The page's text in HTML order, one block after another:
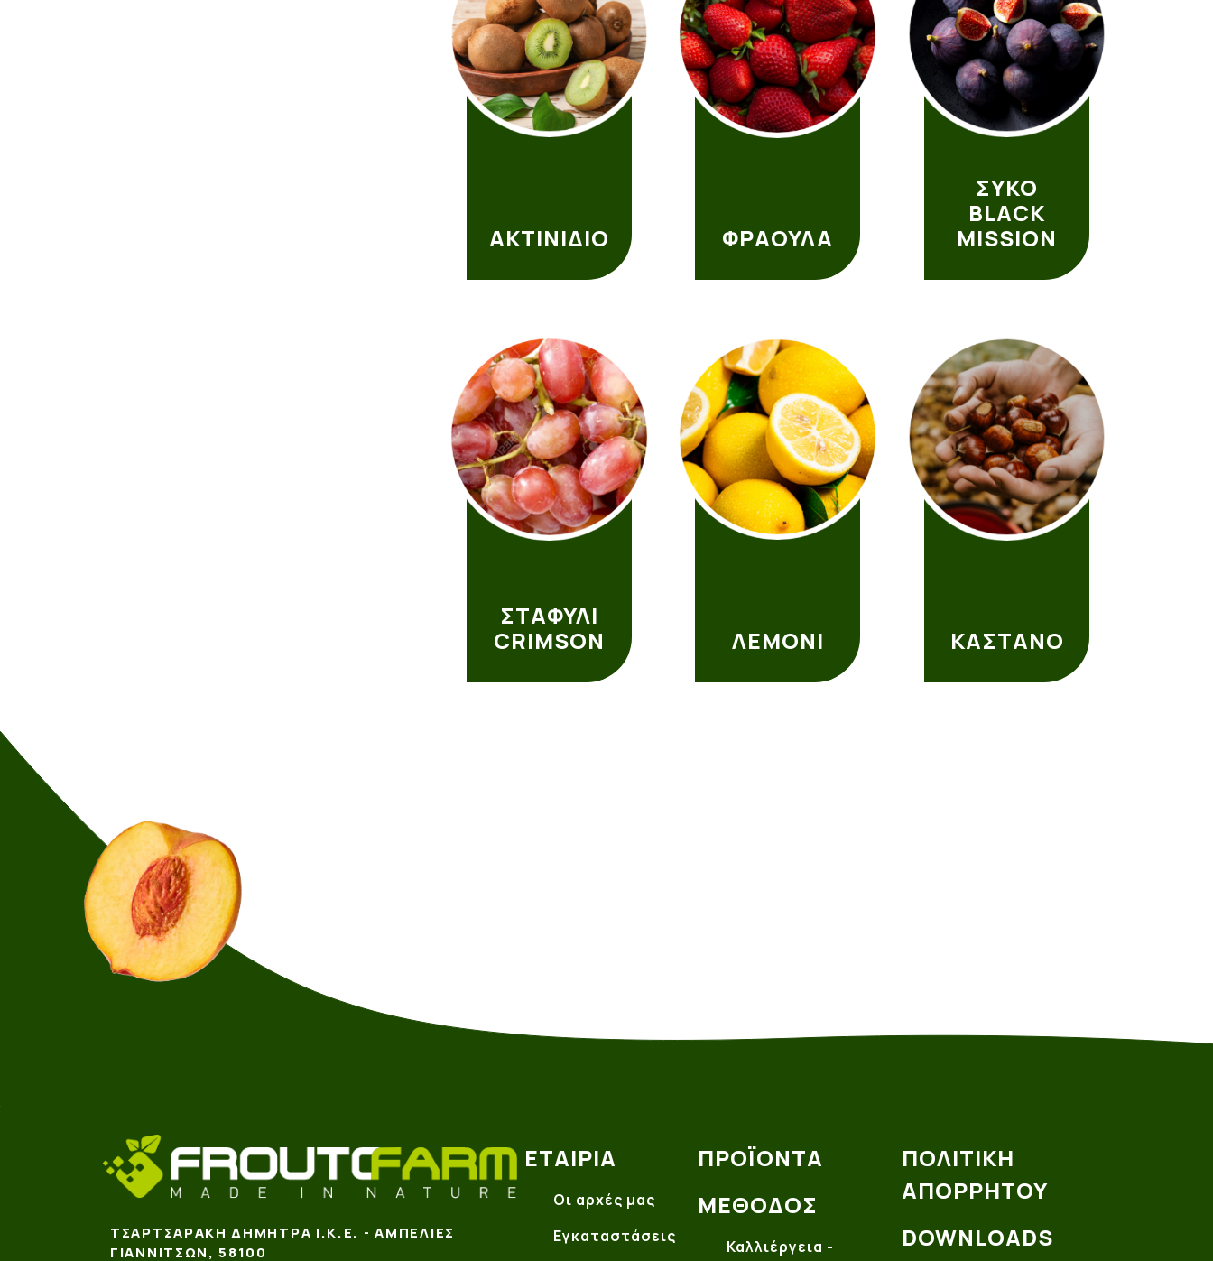
ΑΚΤΙΝΙΔΙΟ ΦΡΑΟΥΛΑ
ΣΥΚΟ
BLACK
MISSION
ΣΤΑΦΥΛΙ
CRIMSON
ΛΕΜΟΝΙ ΚΑΣΤΑΝΟ
ΤΣΑΡΤΣΑΡΆΚΗ ΔΉΜΗΤΡΑ Ι.Κ.Ε. - ΑΜΠΕΛΙΈΣ
ΓΙΑΝΝΙΤΣΏΝ, 58100
ΕΤΑΙΡΊΑ
Οι αρχές μας
Εγκαταστάσεις
ΠΡΟΪΌΝΤΑ
ΜΈΘΟΔΟΣ
Καλλιέργεια -
ΠΟΛΙΤΙΚΗ
ΑΠΟΡΡΗΤΟΥ
DOWNLOADS